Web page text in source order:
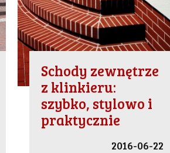
Schody zewnętrze
z klinkieru:
szybko, stylowo i
praktycznie
2016-06-22